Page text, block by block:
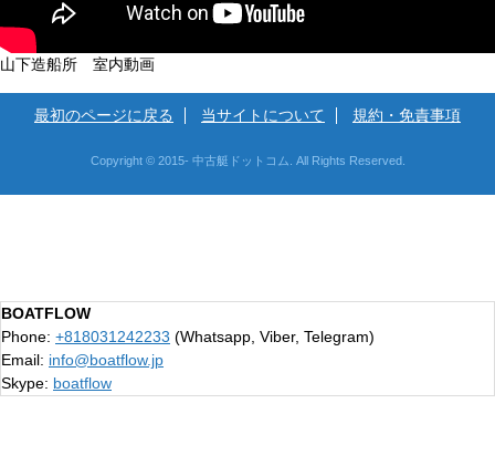
山下造船所 室内動画
BOATFLOW
Phone: +818031242233 (Whatsapp, Viber, Telegram)
Email: info@boatflow.jp
Skype: boatflow
最初のページに戻る 当サイトについて 規約・免責事項
Copyright © 2015- 中古艇ドットコム. All Rights Reserved.